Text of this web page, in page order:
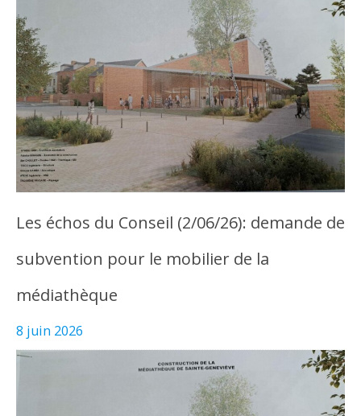
Les échos du Conseil (2/06/26): demande de
subvention pour le mobilier de la
médiathèque
8 juin 2026